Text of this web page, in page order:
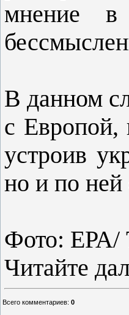
мнение в
В данном
с Европой,
устроив
но и по ней
Фото:
Читайте
Всего комментариев: 0